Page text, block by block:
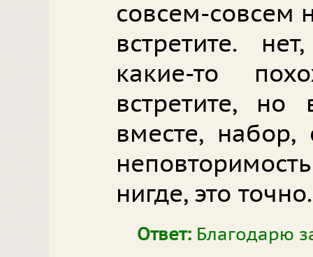
совсем-совсем
встретите.
какие-то
встретите, но
вместе,
нигде, это точно.
Ответ: Благодарю